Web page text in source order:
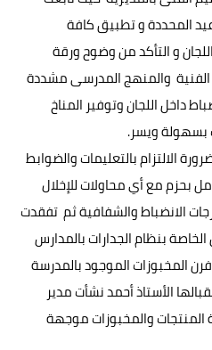
المحددة و تطبيق كافة
و التأكد من وضوح ورقة
والمنهج المدرسى مشددة
داخل اللجان وتوفير المناخ
بسهولة ويسر.
الالتزام بالتعليمات والضوابط
بحزم مع أي محاولات للإخلال
الانضباط والشفافية ثم تفقدت
بنظام الجدارات بالمدارس
المخبوزات الموجود بالمدرسة
الأستاذ أحمد نشأت مدير
والمخبوزات موجهة